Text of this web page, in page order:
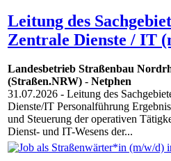
Leitung des
Zentrale Dienste / IT
Landesbetrieb Straßenbau
(Straßen.NRW) - Netphen
31.07.2026 - Leitung des
Dienste/IT Personalführung
und Steuerung der operativen
Dienst- und IT-Wesens der...